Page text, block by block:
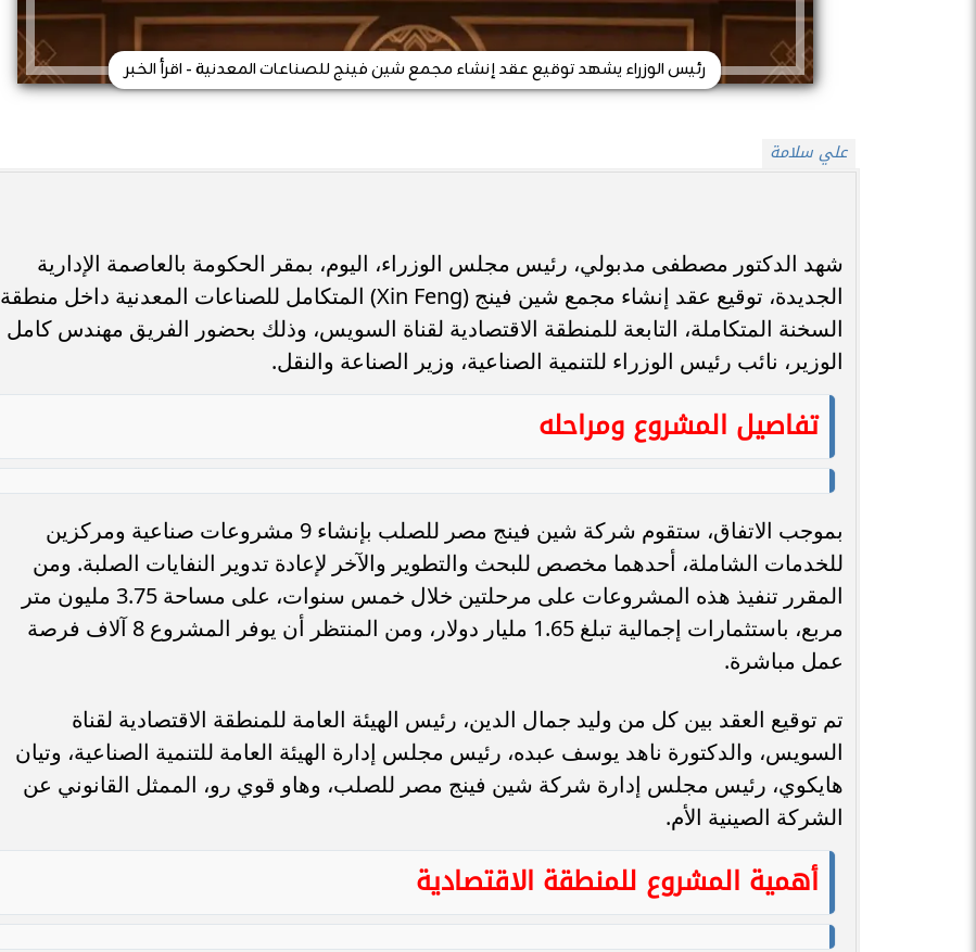
رئيس الوزراء يشهد توقيع عقد إنشاء مجمع شين فينج للصناعات المعدنية - اقرأ الخبر
علي سلامة
شهد الدكتور مصطفى مدبولي، رئيس مجلس الوزراء، اليوم، بمقر الحكومة بالعاصمة الإدارية
الجديدة، توقيع عقد إنشاء مجمع شين فينج (Xin Feng) المتكامل للصناعات المعدنية داخل منطقة
السخنة المتكاملة، التابعة للمنطقة الاقتصادية لقناة السويس، وذلك بحضور الفريق مهندس كامل
الوزير، نائب رئيس الوزراء للتنمية الصناعية، وزير الصناعة والنقل.
تفاصيل المشروع ومراحله
بموجب الاتفاق، ستقوم شركة شين فينج مصر للصلب بإنشاء 9 مشروعات صناعية ومركزين
للخدمات الشاملة، أحدهما مخصص للبحث والتطوير والآخر لإعادة تدوير النفايات الصلبة. ومن
المقرر تنفيذ هذه المشروعات على مرحلتين خلال خمس سنوات، على مساحة 3.75 مليون متر
مربع، باستثمارات إجمالية تبلغ 1.65 مليار دولار، ومن المنتظر أن يوفر المشروع 8 آلاف فرصة
عمل مباشرة.
تم توقيع العقد بين كل من وليد جمال الدين، رئيس الهيئة العامة للمنطقة الاقتصادية لقناة
السويس، والدكتورة ناهد يوسف عبده، رئيس مجلس إدارة الهيئة العامة للتنمية الصناعية، وتيان
هايكوي، رئيس مجلس إدارة شركة شين فينج مصر للصلب، وهاو قوي رو، الممثل القانوني عن
الشركة الصينية الأم.
أهمية المشروع للمنطقة الاقتصادية